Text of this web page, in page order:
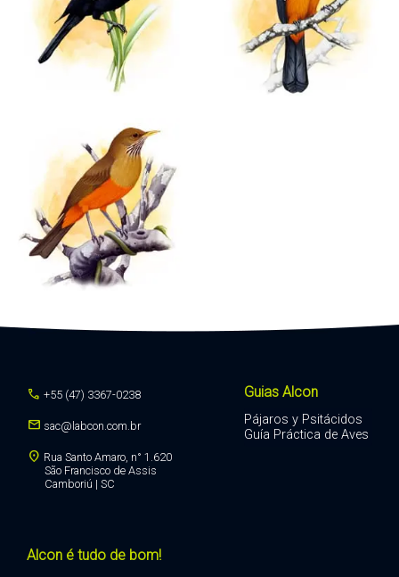
call +55 (47) 3367-0238
mail sac@labcon.com.br
location_on Rua Santo Amaro, n° 1.620
São Francisco de Assis
Camboriú | SC
Alcon é tudo de bom!
Guias Alcon
Pájaros y Psitácidos
Guía Práctica de Aves